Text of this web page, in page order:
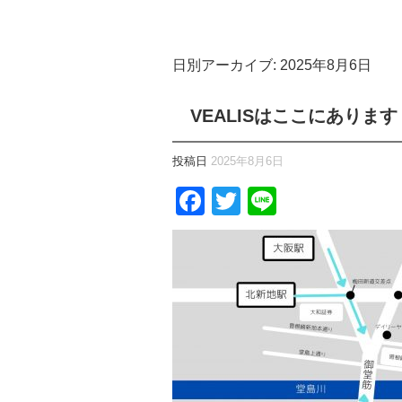
日別アーカイブ: 2025年8月6日
VEALISはここにあります
投稿日 2025年8月6日
Facebook
Twitter